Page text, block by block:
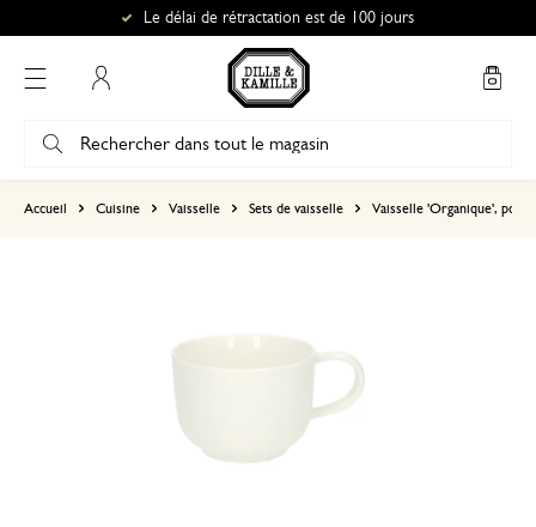
Le délai de rétractation est de 100 jours
Accueil Cuisine Vaisselle Sets de vaisselle Vaisselle 'Organique',